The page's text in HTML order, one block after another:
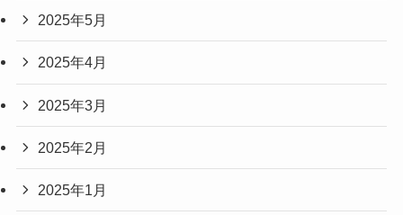
2025年5月
2025年4月
2025年3月
2025年2月
2025年1月